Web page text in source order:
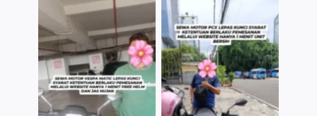
TNo Caption TNo Caption